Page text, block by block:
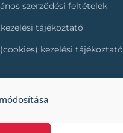
szerződési feltételek
tájékoztató
kezelési tájékoztató